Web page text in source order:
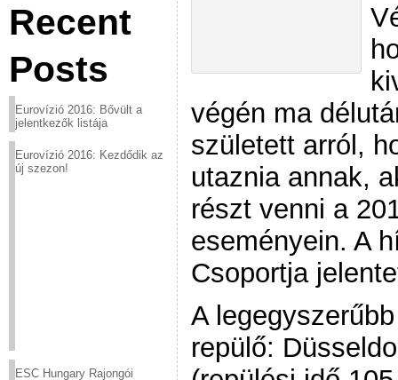
Recent
Posts
Eurovízió 2016: Bővült a
jelentkezők listája
Eurovízió 2016: Kezdődik az
új szezon!
ESC Hungary Rajongói
végén ma
született arról,
utaznia annak,
részt venni a
eseményein. A
Csoportja
A
repülő: